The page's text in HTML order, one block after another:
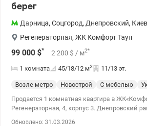
берег
Дарница, Соцгород, Днепровский, Киев
Регенераторная, ЖК Комфорт Таун
99 000 $* 2 200 $ / м2*
1 комната 45/18/12 м2 11/13 эт.
Возле метро Новострой С мебелью
Продается 1 комнатная квартира в
Регенераторная, 4, корпус 3. Днепровский
Обновлено: 31.03.2026